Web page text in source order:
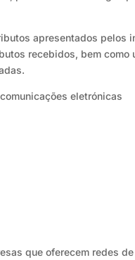
apresentados pelos
recebidos, bem
eletrónicas
que oferecem redes